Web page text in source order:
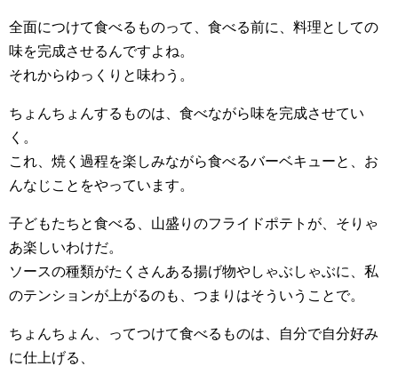
全面につけて食べるものって、食べる前に、料理としての
味を完成させるんですよね。
それからゆっくりと味わう。
ちょんちょんするものは、食べながら味を完成させてい
く。
これ、焼く過程を楽しみながら食べるバーベキューと、お
んなじことをやっています。
子どもたちと食べる、山盛りのフライドポテトが、そりゃ
あ楽しいわけだ。
ソースの種類がたくさんある揚げ物やしゃぶしゃぶに、私
のテンションが上がるのも、つまりはそういうことで。
ちょんちょん、ってつけて食べるものは、自分で自分好み
に仕上げる、